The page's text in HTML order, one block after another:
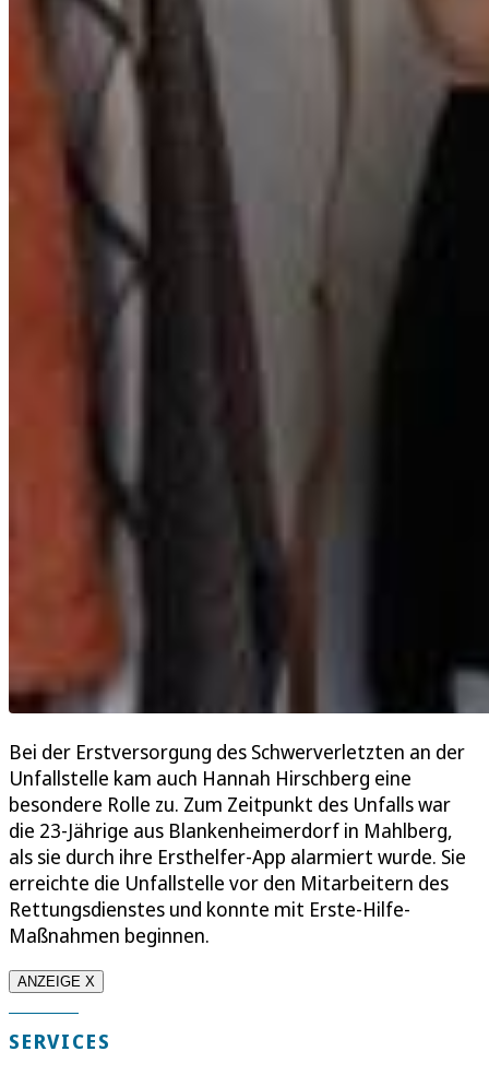
Bei der Erstversorgung des Schwerverletzten an der
Unfallstelle kam auch Hannah Hirschberg eine
besondere Rolle zu. Zum Zeitpunkt des Unfalls war
die 23-Jährige aus Blankenheimerdorf in Mahlberg,
als sie durch ihre Ersthelfer-App alarmiert wurde. Sie
erreichte die Unfallstelle vor den Mitarbeitern des
Rettungsdienstes und konnte mit Erste-Hilfe-
Maßnahmen beginnen.
ANZEIGE X
SERVICES